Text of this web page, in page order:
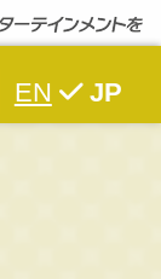
EN JP